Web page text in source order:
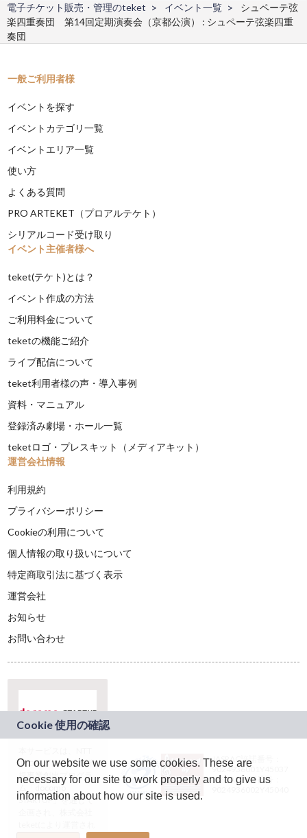
電子チケット販売・管理のteket
イベント一覧
シュペーテ弦
楽四重奏団 第14回定期演奏会（京都公演） : シュペーテ弦楽四重
奏団
一般ご利用者様
イベントを探す
イベントカテゴリ一覧
イベントエリア一覧
使い方
よくある質問
PRO ARTEKET（プロアルテケト）
シリアルコード受け取り
イベント主催者様へ
teket(テケト)とは？
イベント作成の方法
ご利用料金について
teketの機能ご紹介
ライブ配信について
teket利用者様の声・導入事例
資料・マニュアル
登録済み劇場・ホール一覧
teketロゴ・プレスキット（メディアキット）
運営会社情報
利用規約
プライバシーポリシー
Cookieの利用について
個人情報の取り扱いについて
特定商取引法に基づく表示
運営会社
お知らせ
お問い合わせ
ドコモグループの新
規事業創出プログラ
ム「docomo
STARTUP」を通じて
JASRAC許諾番号：
9024936001Y45037
JASRAC許諾番号：
On our website we use some cookies. These are
necessary for our site to work properly and to give us
information about how our site is used.